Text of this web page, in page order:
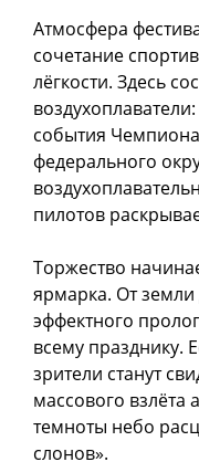
Атмосфера
сочетание
лёгкости. Здесь
события
федерального
пилотов
Торжество
ярмарка. От
эффектного
всему празднику.
зрители станут
массового взлёта
темноты небо
слонов».